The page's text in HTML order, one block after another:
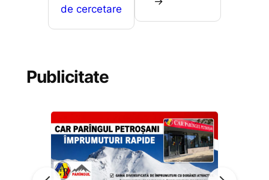
de cercetare
Publicitate